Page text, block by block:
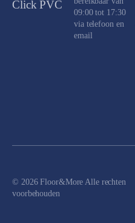
Click PVC
09:00 tot 17:30
via telefoon en
email
© 2026 Floor&More Alle rechten
voorbehouden